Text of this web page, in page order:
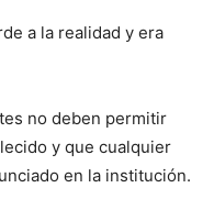
a la realidad y era
no deben permitir
y que cualquier
en la institución.